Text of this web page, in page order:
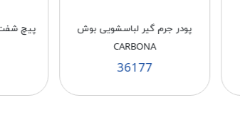
پودر جرم گیر لباسشویی بوش
CARBONA
36177
پیچ شفت